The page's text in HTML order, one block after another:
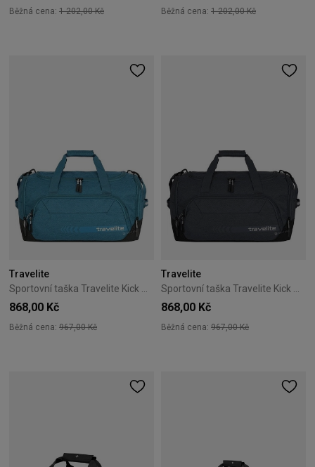
Běžná cena: 1 202,00 Kč Běžná cena: 1 202,00 Kč
Travelite
Sportovní taška Travelite Kick Off M modrá
868,00 Kč
Běžná cena: 967,00 Kč
Travelite
Sportovní taška Travelite Kick Off M antracitová
868,00 Kč
Běžná cena: 967,00 Kč